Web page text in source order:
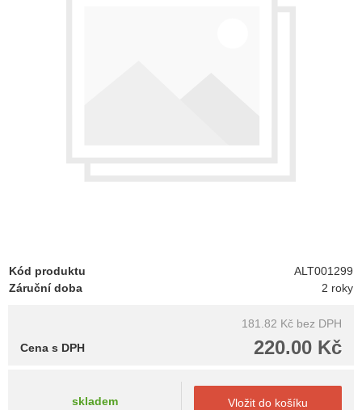
Kód produktu
ALT001299
Záruční doba
2 roky
181.82 Kč bez DPH
220.00 Kč
Cena s DPH
skladem Vložit do košíku